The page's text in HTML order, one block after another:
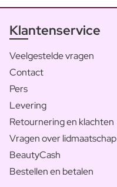
Klantenservice
Veelgestelde vragen
Contact
Pers
Levering
Retournering en klachten
Vragen over lidmaatschap
BeautyCash
Bestellen en betalen